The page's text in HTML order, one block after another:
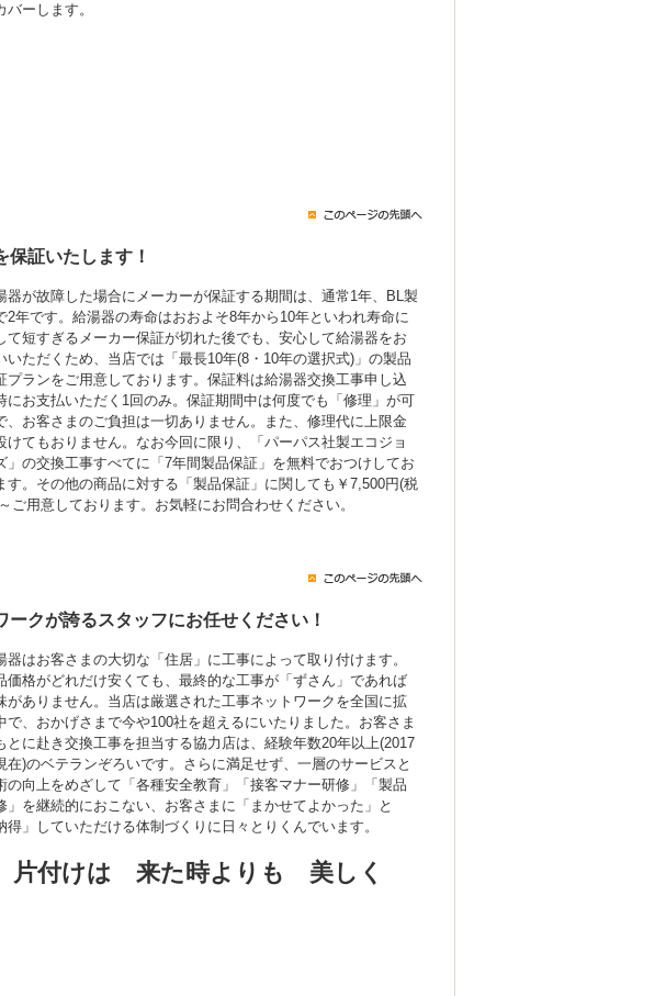
バーします。
証いたします！
器が故障した場合にメーカーが保証する期間は、通常1年、BL製
2年です。給湯器の寿命はおおよそ8年から10年といわれ寿命に
て短すぎるメーカー保証が切れた後でも、安心して給湯器をお
いただくため、当店では「最長10年(8・10年の選択式)」の製品
プランをご用意しております。保証料は給湯器交換工事申し込
にお支払いただく1回のみ。保証期間中は何度でも「修理」が可
、お客さまのご負担は一切ありません。また、修理代に上限金
けてもおりません。なお今回に限り、「パーパス社製エコジョ
」の交換工事すべてに「7年間製品保証」を無料でおつけしてお
す。その他の商品に対する「製品保証」に関しても￥7,500円(税
ご用意しております。お気軽にお問合わせください。
クが誇るスタッフにお任せください！
器はお客さまの大切な「住居」に工事によって取り付けます。
価格がどれだけ安くても、最終的な工事が「ずさん」であれば
がありません。当店は厳選された工事ネットワークを全国に拡
で、おかげさまで今や100社を超えるにいたりました。お客さま
とに赴き交換工事を担当する協力店は、経験年数20年以上(2017
在)のベテランぞろいです。さらに満足せず、一層のサービスと
の向上をめざして「各種安全教育」「接客マナー研修」「製品
」を継続的におこない、お客さまに「まかせてよかった」と
得」していただける体制づくりに日々とりくんでいます。
片付けは 来た時よりも 美しく